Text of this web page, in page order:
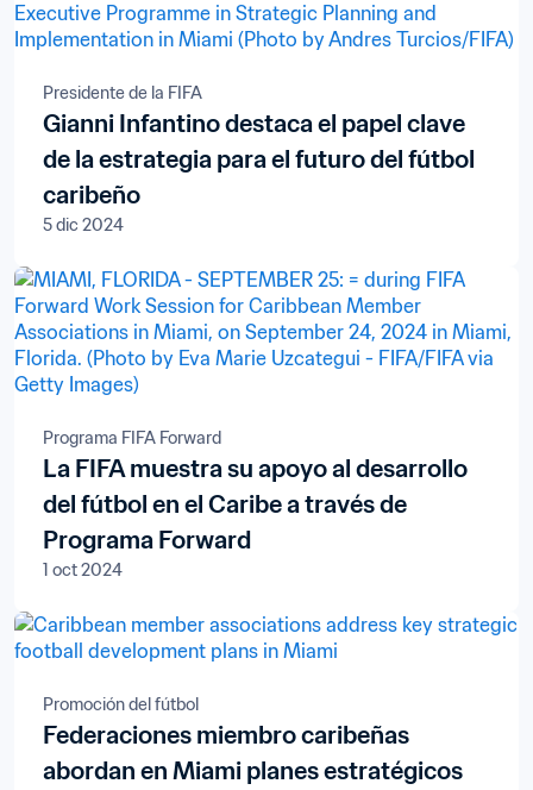
Presidente de la FIFA
Gianni Infantino destaca el papel clave
de la estrategia para el futuro del fútbol
caribeño
5 dic 2024
Programa FIFA Forward
La FIFA muestra su apoyo al desarrollo
del fútbol en el Caribe a través de
Programa Forward
1 oct 2024
Promoción del fútbol
Federaciones miembro caribeñas
abordan en Miami planes estratégicos